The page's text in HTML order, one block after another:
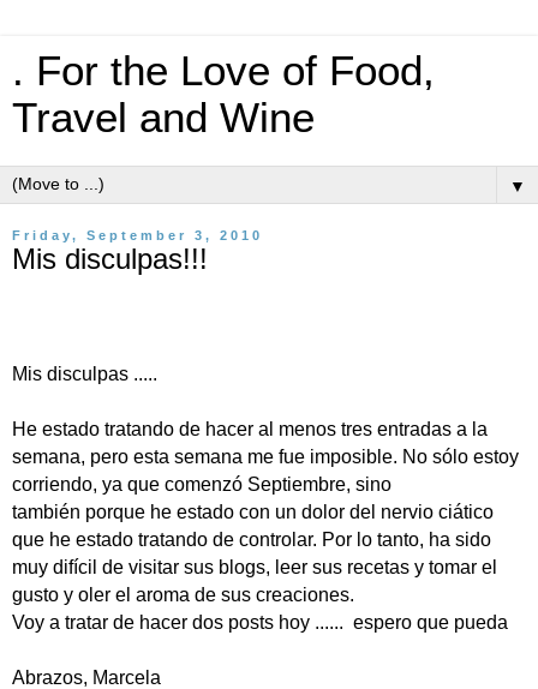
. For the Love of Food,
Travel and Wine
▼
Friday, September 3, 2010
Mis disculpas!!!
Mis disculpas .....
He estado tratando de hacer al menos tres entradas a la
semana, pero esta semana me fue imposible. No sólo estoy
corriendo, ya que comenzó Septiembre, sino
también porque he estado con un dolor del nervio ciático
que he estado tratando de controlar. Por lo tanto, ha sido
muy difícil de visitar sus blogs, leer sus recetas y tomar el
gusto y oler el aroma de sus creaciones.
Voy a tratar de hacer dos posts hoy ...... espero que pueda
Abrazos, Marcela